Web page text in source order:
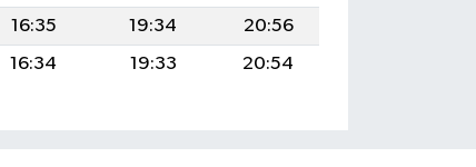
16:35 19:34
20:56
16:34 19:33 20:54